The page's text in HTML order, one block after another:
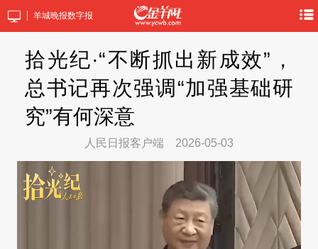
羊城晚报数字报
拾光纪·“不断抓出新成效”，
总书记再次强调“加强基础研
究”有何深意
人民日报客户端 2026-05-03